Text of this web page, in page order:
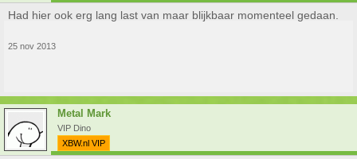
Had hier ook erg lang last van maar blijkbaar momenteel gedaan.
25 nov 2013
Metal Mark
VIP Dino
XBW.nl VIP